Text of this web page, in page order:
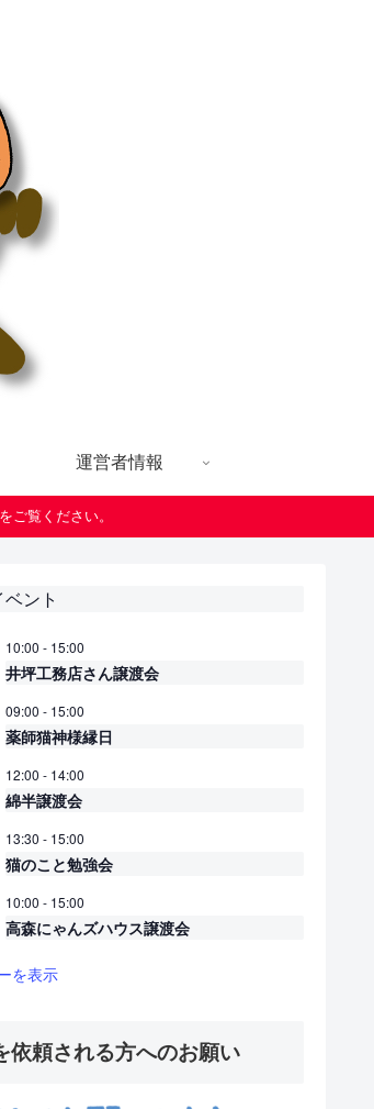
運営者情報
ご覧ください。
ント
10:00 - 15:00
井坪工務店さん譲渡会
09:00 - 15:00
薬師猫神様縁日
12:00 - 14:00
綿半譲渡会
13:30 - 15:00
猫のこと勉強会
10:00 - 15:00
高森にゃんズハウス譲渡会
を表示
依頼される方へのお願い